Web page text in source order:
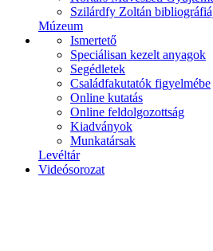
Szilárdfy Zoltán
Múzeum
Ismertető
Speciálisan kezelt anyagok
Segédletek
Családfakutatók figyelmébe
Online kutatás
Online feldolgozottság
Kiadványok
Munkatársak
Levéltár
Videósorozat